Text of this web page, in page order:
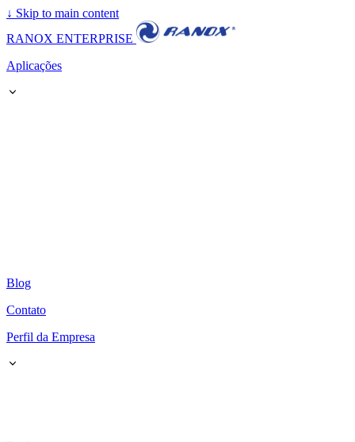
↓ Skip to main content
RANOX ENTERPRISE
Aplicações
Blog
Contato
Perfil da Empresa